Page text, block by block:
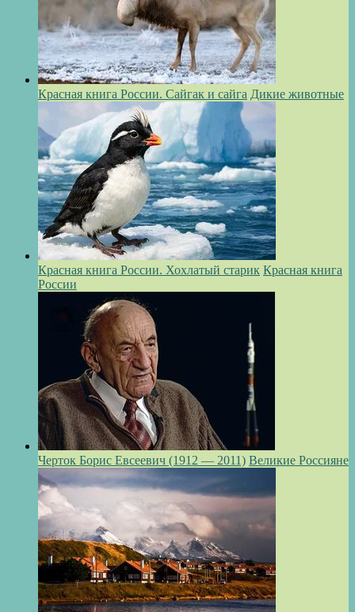
Красная книга России. Сайгак и сайга Дикие животные
Красная книга России. Хохлатый старик Красная книга
России
Черток Борис Евсеевич (1912 — 2011) Великие Россияне